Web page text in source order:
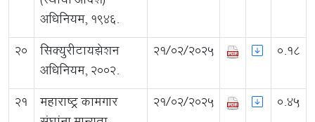
अधिनियम, १९४६.
20 सिक्युरीटायझेशन
अधिनियम, २००२.
21/02/2025 0.18
21 महाराष्ट्र कामगार
21/02/2025 0.45